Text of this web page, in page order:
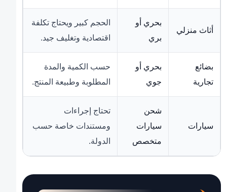
أثاث منزلي
بحري أو
بري
الحجم كبير ويحتاج تكلفة
اقتصادية وتغليف جيد.
بضائع
تجارية
بحري أو
جوي
حسب الكمية والمدة
المطلوبة وطبيعة المنتج.
سيارات
شحن
سيارات
متخصص
تحتاج إجراءات
ومستندات خاصة حسب
الدولة.